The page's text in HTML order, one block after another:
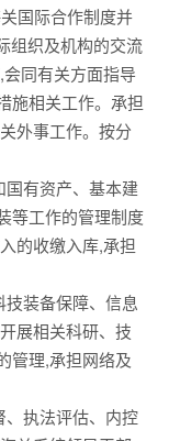
国际合作制度并
组织及机构的交流
同有关方面指导
施相关工作。承担
外事工作。按分
国有资产、基本建
等工作的管理制度
的收缴入库,承担
装备保障、信息
展相关科研、技
管理,承担网络及
、执法评估、内控